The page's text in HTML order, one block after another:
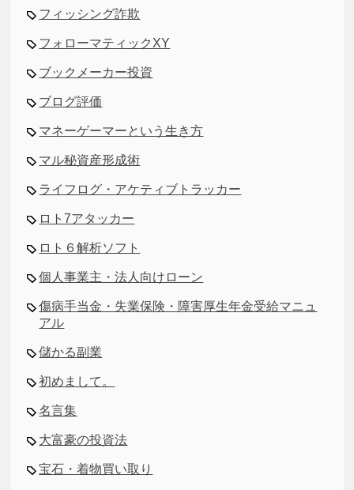
フィッシング詐欺
フォローマティックXY
ブックメーカー投資
ブログ評価
マネーゲーマーという生き方
マル秘資産形成術
ライフログ・アケティブトラッカー
ロト7アタッカー
ロト６解析ソフト
個人事業主・法人向けローン
傷病手当金・失業保険・障害厚生年金受給マニュ
アル
儲かる副業
初めまして。
名言集
大富豪の投資法
宝石・着物買い取り